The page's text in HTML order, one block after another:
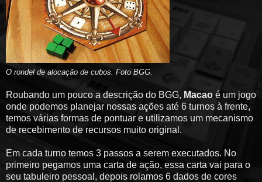
O rondel de alocação de cubos. Foto BGG.
Roubando um pouco a descrição do BGG, Macao é um jogo
onde podemos planejar nossas ações até 6 turnos à frente,
temos várias formas de pontuar e utilizamos um mecanismo
de recebimento de recursos muito original.
Em cada turno temos 3 passos a serem executados. No
primeiro pegamos uma carta de ação, essa carta vai para o
seu tabuleiro pessoal, depois rolamos 6 dados de cores